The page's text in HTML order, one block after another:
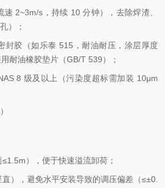
2~3m/s，持续 10 分钟），去除焊渣、
）；
胶（如乐泰 515，耐油耐压，涂层厚度
耐油橡胶垫片（GB/T 539）；
8 级及以上（污染度超标需加装 10μm
），便于快速溢流卸荷；
），避免水平安装导致的调压偏差（≤±0.